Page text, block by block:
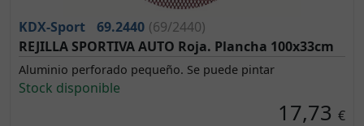
KDX-Sport 69.2440 (69/2440)
REJILLA SPORTIVA AUTO Roja. Plancha 100x33cm
Aluminio perforado pequeño. Se puede pintar
Stock disponible
17,73 €